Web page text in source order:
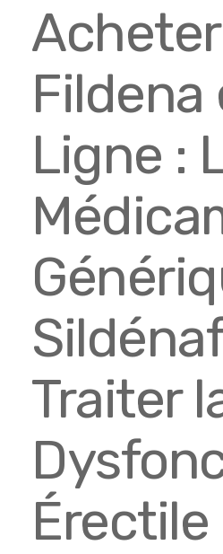
Acheter
Fildena
Ligne :
Traiter
Érectile